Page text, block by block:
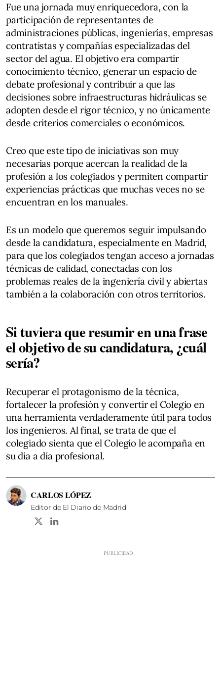
Fue una jornada muy enriquecedora, con la
participación de representantes de
administraciones públicas, ingenierías, empresas
contratistas y compañías especializadas del
sector del agua. El objetivo era compartir
conocimiento técnico, generar un espacio de
debate profesional y contribuir a que las
decisiones sobre infraestructuras hidráulicas se
adopten desde el rigor técnico, y no únicamente
desde criterios comerciales o económicos.
Creo que este tipo de iniciativas son muy
necesarias porque acercan la realidad de la
profesión a los colegiados y permiten compartir
experiencias prácticas que muchas veces no se
encuentran en los manuales.
Es un modelo que queremos seguir impulsando
desde la candidatura, especialmente en Madrid,
para que los colegiados tengan acceso a jornadas
técnicas de calidad, conectadas con los
problemas reales de la ingeniería civil y abiertas
también a la colaboración con otros territorios.
Si tuviera que resumir en una frase
el objetivo de su candidatura, ¿cuál
sería?
Recuperar el protagonismo de la técnica,
fortalecer la profesión y convertir el Colegio en
una herramienta verdaderamente útil para todos
los ingenieros. Al final, se trata de que el
colegiado sienta que el Colegio le acompaña en
su día a día profesional.
CARLOS LÓPEZ
Editor de El Diario de Madrid